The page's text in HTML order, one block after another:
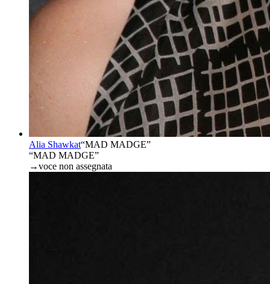
Alia Shawkat“MAD MADGE”
“MAD MADGE”
→voce non assegnata